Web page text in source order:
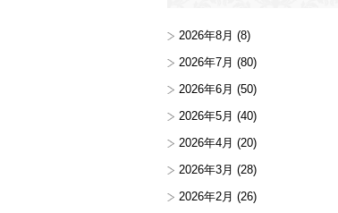
2026年8月 (8)
2026年7月 (80)
2026年6月 (50)
2026年5月 (40)
2026年4月 (20)
2026年3月 (28)
2026年2月 (26)